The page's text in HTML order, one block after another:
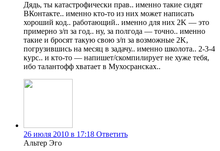
Дядь, ты катастрофически прав.. именно такие сидят
ВКонтакте.. именно кто-то из них может написать
хороший код.. работающий.. именно для них 2K — это
примерно з/п за год.. ну, за полгода — точно.. именно
такие и бросят такую свою з/п за возможные 2K,
погрузившись на месяц в задачу.. именно школота.. 2-3-4
курс.. и кто-то — напишет/скомпилирует не хуже тебя,
ибо талантофф хватает в Мухосрансках..
26 июля 2010 в 17:18 Ответить
Альтер Эго